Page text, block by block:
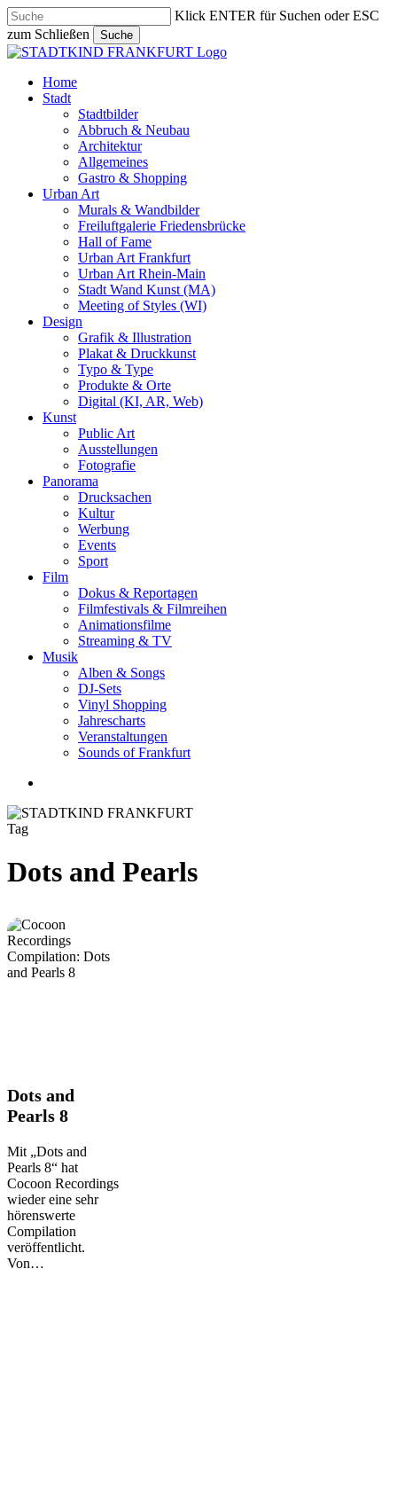
Skip
to
main
content
Klick ENTER für Suchen oder ESC
zum Schließen
Suche
Close
search
Menu
Home
Stadt
Stadtbilder
Abbruch & Neubau
Architektur
Allgemeines
Gastro & Shopping
Urban Art
Murals & Wandbilder
Freiluftgalerie Friedensbrücke
Hall of Fame
Urban Art Frankfurt
Urban Art Rhein-Main
Stadt Wand Kunst (MA)
Meeting of Styles (WI)
Design
Grafik & Illustration
Plakat & Druckkunst
Typo & Type
Produkte & Orte
Digital (KI, AR, Web)
Kunst
Public Art
Ausstellungen
Fotografie
Panorama
Drucksachen
Kultur
Werbung
Events
Sport
Film
Dokus & Reportagen
Filmfestivals & Filmreihen
Animationsfilme
Streaming & TV
Musik
Alben & Songs
DJ-Sets
Vinyl Shopping
Jahrescharts
Veranstaltungen
Sounds of Frankfurt
Tag
Dots and Pearls
Dots
and
Pearls
Dots and
Pearls 8
Mit „Dots and
Pearls 8“ hat
Cocoon Recordings
wieder eine sehr
hörenswerte
Compilation
veröffentlicht.
Von…